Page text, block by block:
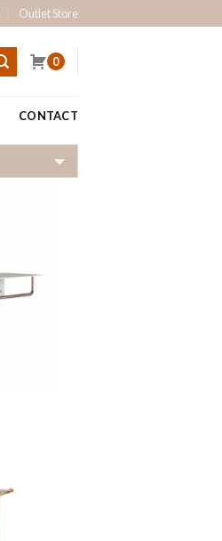
Outlet Store
0
CONTACT